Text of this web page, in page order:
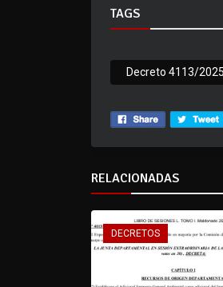
TAGS
Decreto 4113/
RELACIONADAS
DECRETOS